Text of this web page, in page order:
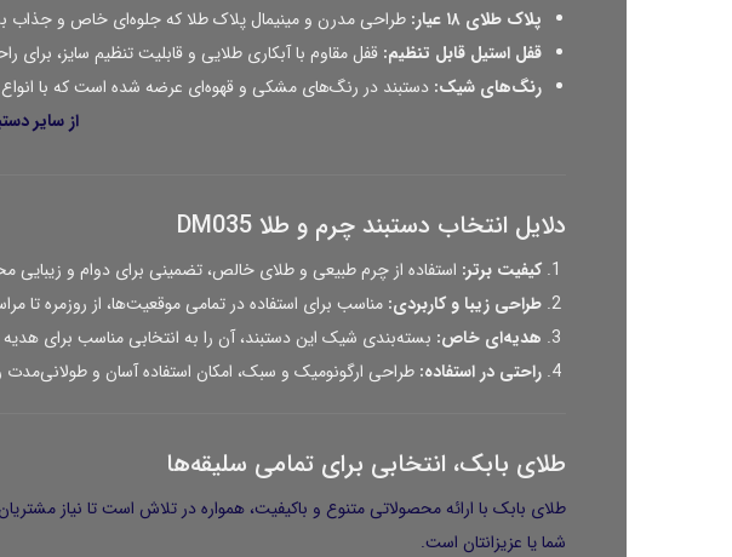
پلاک طلای ۱۸ عیار:
طراحی مدرن و مینیمال پلاک طلا که جلوه‌ای خاص و جذاب
قفل استیل قابل تنظیم: قفل مقاوم با آبکاری طلایی و قابلیت تنظیم سایز، برای
رنگ‌های شیک: دستبند در رنگ‌های مشکی و قهوه‌ای عرضه شده است که با
از سایر
دلایل انتخاب دستبند چرم و طلا DM035
کیفیت برتر: استفاده از چرم طبیعی و طلای خالص، تضمینی برای دوام و
طراحی زیبا و کاربردی: مناسب برای استفاده در تمامی موقعیت‌ها، از روزمره تا
هدیه‌ای خاص: بسته‌بندی شیک این دستبند، آن را به انتخابی مناسب برای
راحتی در استفاده: طراحی ارگونومیک و سبک، امکان استفاده آسان و طولانی‌مدت
طلای بابک، انتخابی برای تمامی سلیقه‌ها
طلای بابک با ارائه محصولاتی متنوع و باکیفیت، همواره در تلاش است تا نیاز
شما یا عزیزانتان است.